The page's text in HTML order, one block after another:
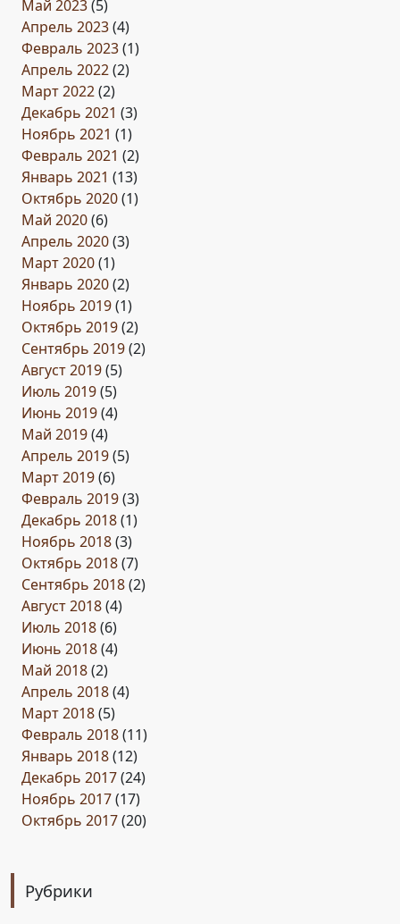
Май 2023(5)
Апрель 2023(4)
Февраль 2023(1)
Апрель 2022(2)
Март 2022(2)
Декабрь 2021 (3)
Ноябрь 2021 (1)
Февраль 2021 (2)
Январь 2021 (13)
Октябрь 2020(1)
Май 2020(6)
Апрель 2020(3)
Март 2020(1)
Январь 2020(2)
Ноябрь 2019(1)
Октябрь 2019(2)
Сентябрь 2019(2)
Август 2019(5)
Июль 2019(5)
Июнь 2019(4)
Май 2019(4)
Апрель 2019(5)
Март 2019(6)
Февраль 2019(3)
Декабрь 2018(1)
Ноябрь 2018(3)
Октябрь 2018(7)
Сентябрь 2018(2)
Август 2018(4)
Июль 2018(6)
Июнь 2018(4)
Май 2018(2)
Апрель 2018(4)
Март 2018(5)
Февраль 2018(11)
Январь 2018(12)
Декабрь 2017(24)
Ноябрь 2017(17)
Октябрь 2017(20)
Рубрики